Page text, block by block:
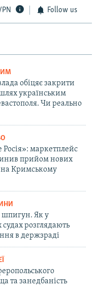
Follow us
обіцяє закрити
українським
Чи реально
маркетплейс
прийом нових
на Кримському
шпигун. Як у
розглядають
в держзраді
та занедбаність